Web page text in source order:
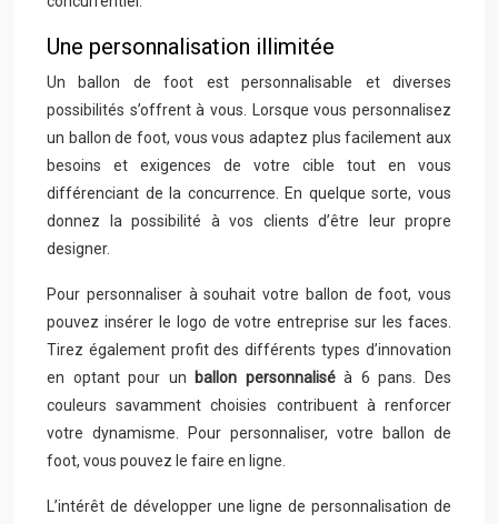
Une personnalisation illimitée
Un ballon de foot est personnalisable et diverses
possibilités s’offrent à vous. Lorsque vous personnalisez
un ballon de foot, vous vous adaptez plus facilement aux
besoins et exigences de votre cible tout en vous
différenciant de la concurrence. En quelque sorte, vous
donnez la possibilité à vos clients d’être leur propre
designer.
Pour personnaliser à souhait votre ballon de foot, vous
pouvez insérer le logo de votre entreprise sur les faces.
Tirez également profit des différents types d’innovation
en optant pour un
ballon personnaliséà 6 pans. Des
couleurs savamment choisies contribuent à renforcer
votre dynamisme. Pour personnaliser, votre ballon de
foot, vous pouvez le faire en ligne.
L’intérêt de développer une ligne de personnalisation de